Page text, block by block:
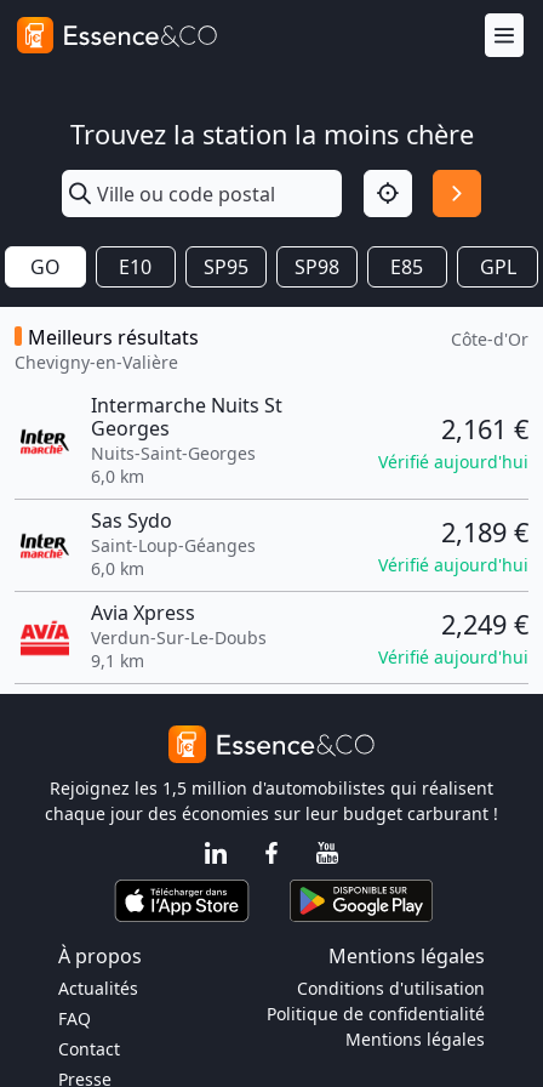
Trouvez la station la moins chère
GO E10 SP95 SP98 E85 GPL
Meilleurs résultats
Chevigny-en-Valière
Côte-d'Or
Intermarche Nuits St
Georges
Nuits-Saint-Georges
6,0 km
2,161 €
Vérifié aujourd'hui
Sas Sydo
Saint-Loup-Géanges
6,0 km
2,189 €
Vérifié aujourd'hui
Avia Xpress
Verdun-Sur-Le-Doubs
9,1 km
2,249 €
Vérifié aujourd'hui
Rejoignez les 1,5 million d'automobilistes qui réalisent
chaque jour des économies sur leur budget carburant !
À propos Mentions légales
Actualités
FAQ
Contact
Presse
Conditions d'utilisation
Politique de confidentialité
Mentions légales